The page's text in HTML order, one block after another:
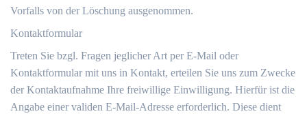
Vorfalls von der Löschung ausgenommen.
Kontaktformular
Treten Sie bzgl. Fragen jeglicher Art per E-Mail oder
Kontaktformular mit uns in Kontakt, erteilen Sie uns zum Zwecke
der Kontaktaufnahme Ihre freiwillige Einwilligung. Hierfür ist die
Angabe einer validen E-Mail-Adresse erforderlich. Diese dient